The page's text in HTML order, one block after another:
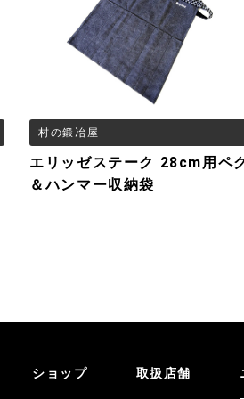
村の鍛冶屋
エリッゼステーク 28cm用ペ
＆ハンマー収納袋
ショップ 取扱店舗